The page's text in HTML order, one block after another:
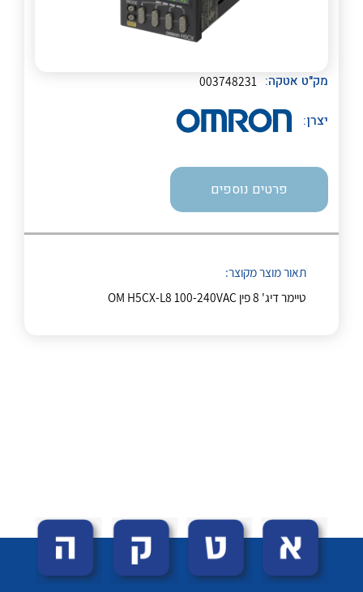
נקודות מכירה
הצוות שלנו
שאלות ותשובות
שירותי תמיכה
אודות
About Ateka Ltd.
לכל מוצרי היצרן לכל מוצרי היצרן
מק"ט אטקה: 003748231
יצרן:
פרטים נוספים
תאור מוצר מקוצר:
טיימר דיג' 8 פין OM H5CX-L8 100-240VAC